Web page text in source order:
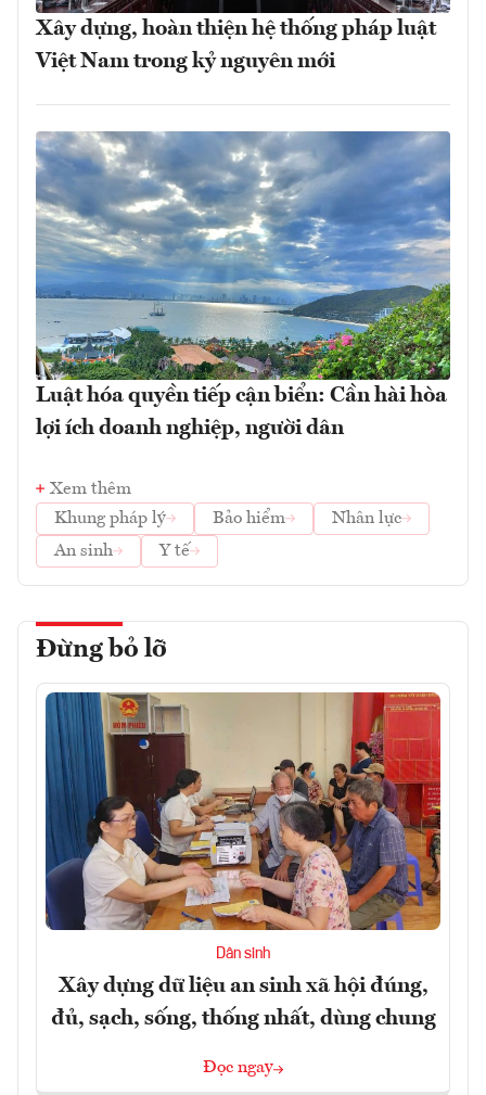
Xây dựng, hoàn thiện hệ thống pháp luật
Việt Nam trong kỷ nguyên mới
Luật hóa quyền tiếp cận biển: Cần hài hòa
lợi ích doanh nghiệp, người dân
Xem thêm
Khung pháp lý
Bảo hiểm
Nhân lực
An sinh
Y tế
Đừng bỏ lỡ
Dân sinh
Xây dựng dữ liệu an sinh xã hội đúng,
đủ, sạch, sống, thống nhất, dùng chung
Đọc ngay